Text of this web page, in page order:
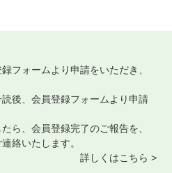
フォームより申請をいただき、
読後、会員登録フォームより申請
ら、会員登録完了のご報告を、
絡いたします。
詳しくはこちら >